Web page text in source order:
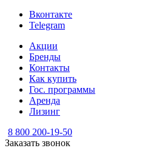
Вконтакте
Telegram
Акции
Бренды
Контакты
Как купить
Гос. программы
Аренда
Лизинг
8 800 200-19-50
Заказать звонок